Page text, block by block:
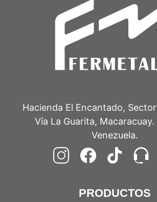
Hacienda El Encantado,
Vía La Guarita, Macaracuay.
Venezuela.
PRODUCTOS